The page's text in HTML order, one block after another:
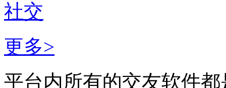
社交
更多>
平台内所有的交友软件